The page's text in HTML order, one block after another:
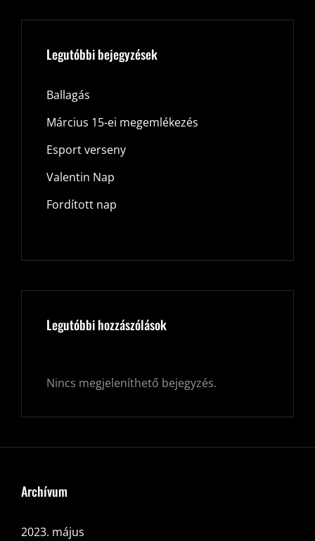
Legutóbbi bejegyzések
Ballagás
Március 15-ei megemlékezés
Esport verseny
Valentin Nap
Fordított nap
Legutóbbi hozzászólások
Nincs megjeleníthető bejegyzés.
Archívum
2023. május